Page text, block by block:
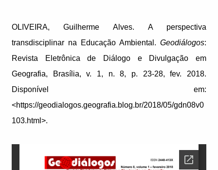
OLIVEIRA, Guilherme Alves. A perspectiva
transdisciplinar na Educação Ambiental. Geodiálogos:
Revista Eletrônica de Diálogo e Divulgação em
Geografia, Brasília, v. 1, n. 8, p. 23-28, fev. 2018.
Disponível em:
<https://geodialogos.geografia.blog.br/2018/05/gdn08v0
103.html>.